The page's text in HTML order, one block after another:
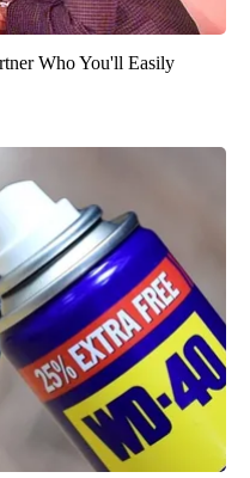
Who You'll Easily